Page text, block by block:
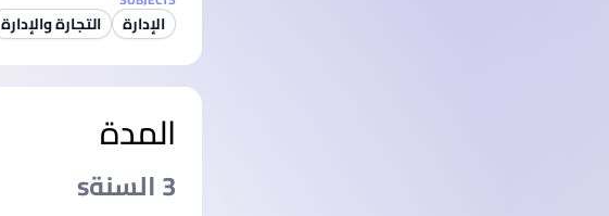
الإدارة التجارة والإدارة
المدة
3 السنةs